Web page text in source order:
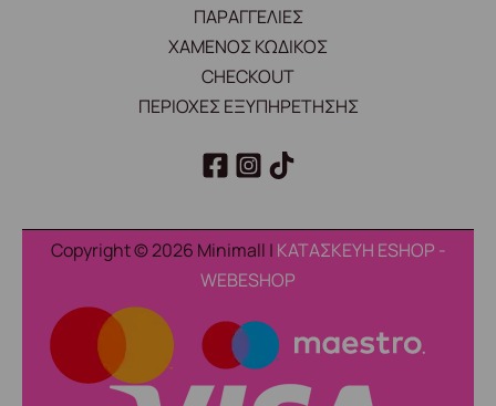
ΠΑΡΑΓΓΕΛΙΕΣ
ΧΑΜΕΝΟΣ ΚΩΔΙΚΟΣ
CHECKOUT
ΠΕΡΙΟΧΕΣ ΕΞΥΠΗΡΕΤΗΣΗΣ
Copyright © 2026 Minimall | ΚΑΤΑΣΚΕΥΗ ESHOP -
WEBESHOP